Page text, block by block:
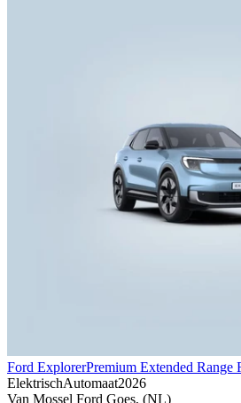
Ford ExplorerPremium Extended Range
ElektrischAutomaat2026
Van Mossel Ford Goes, (NL)